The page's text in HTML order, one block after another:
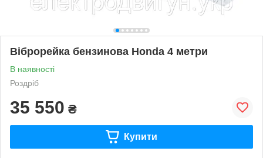
Віброрейка бензинова Honda 4 метри
В наявності
Роздріб
35 550 ₴
Купити